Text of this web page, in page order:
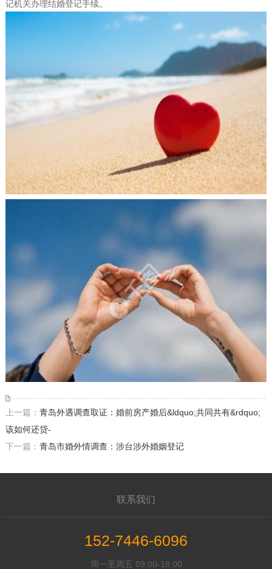
记机关办理结婚登记手续。
上一篇： 青岛外遇调查取证：婚前房产婚后&ldquo;共同共有&rdquo;
该如何还贷-
下一篇： 青岛市婚外情调查：涉台涉外婚姻登记
联系我们
152-7446-6096
周一至周五 09:00-18:00